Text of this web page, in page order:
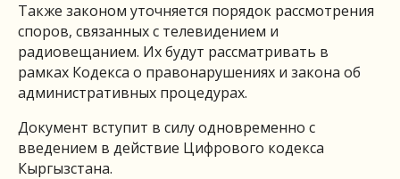
Также законом уточняется порядок рассмотрения
споров, связанных с телевидением и
радиовещанием. Их будут рассматривать в
рамках Кодекса о правонарушениях и закона об
административных процедурах.
Документ вступит в силу одновременно с
введением в действие Цифрового кодекса
Кыргызстана.